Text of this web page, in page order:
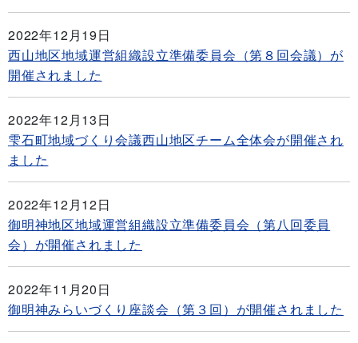
2022年12月19日
西山地区地域運営組織設立準備委員会（第８回会議）が
開催されました
2022年12月13日
雫石町地域づくり会議西山地区チーム全体会が開催され
ました
2022年12月12日
御明神地区地域運営組織設立準備委員会（第八回委員
会）が開催されました
2022年11月20日
御明神みらいづくり座談会（第３回）が開催されました